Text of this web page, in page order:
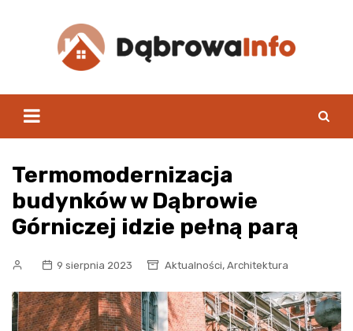
Termomodernizacja
budynków w Dąbrowie
Górniczej idzie pełną parą
9 sierpnia 2023 Aktualności, Architektura